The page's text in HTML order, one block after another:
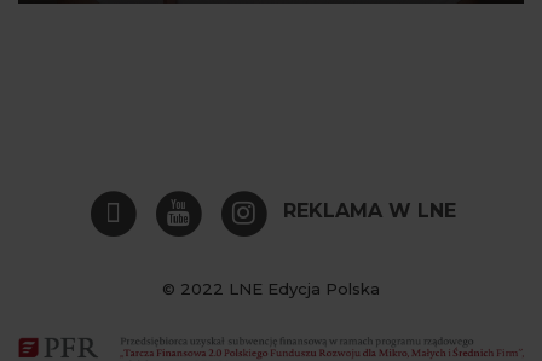
REKLAMA W LNE
© 2022 LNE Edycja Polska